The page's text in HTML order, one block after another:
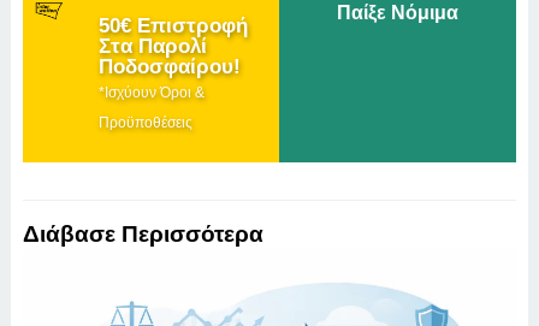
50€ Επιστροφή
Στα Παρολί
Ποδοσφαίρου!
*Ισχύουν Όροι &
Προϋποθέσεις
Παίξε Νόμιμα
Διάβασε Περισσότερα